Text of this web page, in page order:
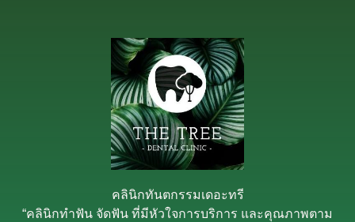
คลินิกทันตกรรมเดอะทรี
“คลินิกทำฟัน จัดฟัน ที่มีหัวใจการบริการ และคุณภาพตาม